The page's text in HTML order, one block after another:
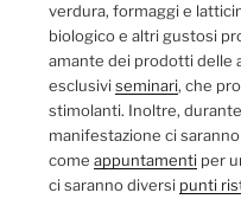
verdura, formaggi e
biologico e altri gustosi
amante dei prodotti delle
esclusivi seminari, che
stimolanti. Inoltre,
manifestazione ci
come appuntamenti per
ci saranno diversi punti